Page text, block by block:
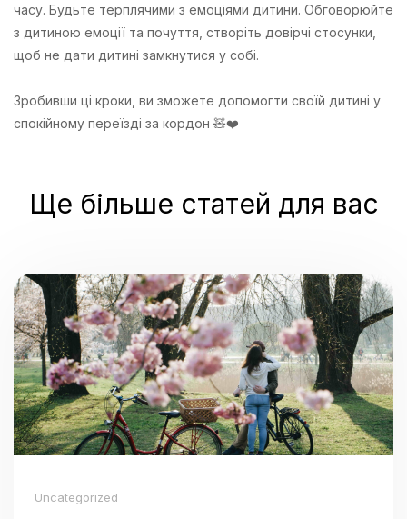
часу. Будьте терплячими з емоціями дитини. Обговорюйте
з дитиною емоції та почуття, створіть довірчі стосунки,
щоб не дати дитині замкнутися у собі.
Зробивши ці кроки, ви зможете допомогти своїй дитині у
спокійному переїзді за кордон 🧸❤️
Ще більше статей для вас
Uncategorized